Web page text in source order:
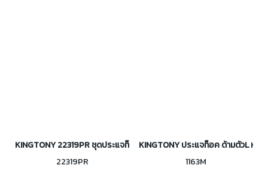
KINGTONY 22319PR ชุดประแจท็อค ด้ามตัวL หัวท็อคแบบสองทาง 9ตัว/
22319PR
KINGTONY ประแจท็อค ด้ามตัวL หั
1163M